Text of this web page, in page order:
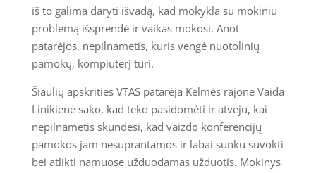
iš to galima daryti išvadą, kad mokykla su mokiniu
problemą išsprendė ir vaikas mokosi. Anot
patarėjos, nepilnametis, kuris vengė nuotolinių
pamokų, kompiuterį turi.
Šiaulių apskrities VTAS patarėja Kelmės rajone Vaida
Linikienė sako, kad teko pasidomėti ir atveju, kai
nepilnametis skundėsi, kad vaizdo konferencijų
pamokos jam nesuprantamos ir labai sunku suvokti
bei atlikti namuose užduodamas užduotis. Mokinys